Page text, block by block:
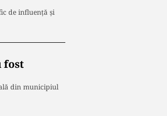
de influență și
fost
din municipiul